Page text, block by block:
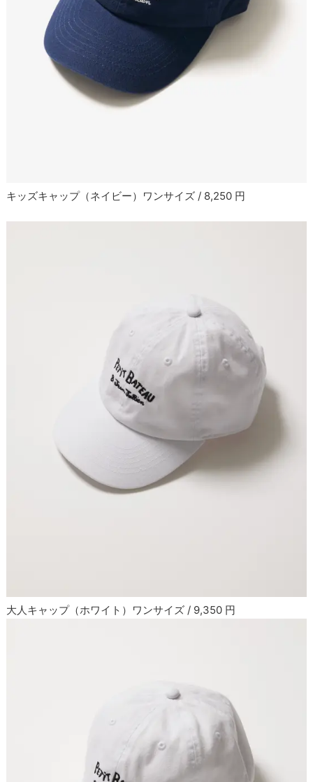
キッズキャップ（ネイビー）ワンサイズ / 8,250 円
大人キャップ（ホワイト）ワンサイズ / 9,350 円